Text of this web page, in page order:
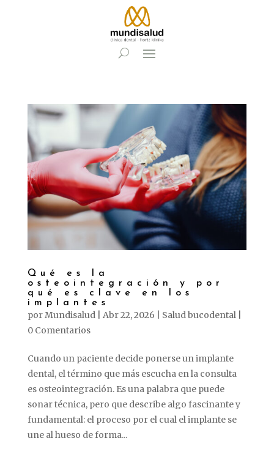
Qué es la
osteointegración y por
qué es clave en los
implantes
porMundisalud| Abr 22, 2026 Salud bucodental|
0 Comentarios
Cuando un paciente decide ponerse un implante
dental, el término que más escucha en la consulta
es osteointegración. Es una palabra que puede
sonar técnica, pero que describe algo fascinante y
fundamental: el proceso por el cual el implante se
une al hueso de forma...